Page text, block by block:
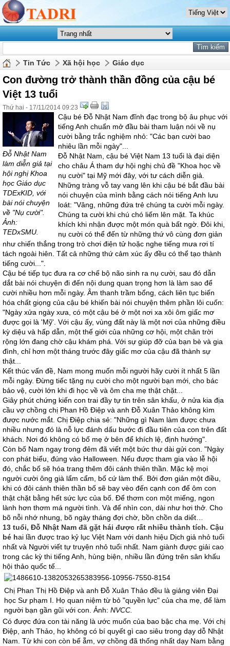
Tin Tức Xã hội học Giáo dục
Con đường trở thành thần đồng của cậu bé
Việt 13 tuổi
Thứ hai - 17/11/2014 09:23
Đỗ Nhật Nam
làm diễn giả tại
hội nghị Khoa
học Giáo dục
TDExKID, với
bài nói chuyện
về "Nụ cười".
Ảnh:
TEDxSMU.
Cậu bé Đỗ Nhật Nam đĩnh đạc trong bộ âu phục với
tiếng Anh chuẩn mở đầu bài tham luận nói về nụ
cười bằng trắc nghiệm nhỏ: "Các bạn cười bao
nhiêu lần mỗi ngày"...
Đỗ Nhật Nam, cậu bé Việt Nam 13 tuổi là đại diện
cho châu Á tham dự hội nghị chủ đề "Khoa học về
nụ cười" tại Mỹ mới đây, với tư cách diễn giả.
Những tràng vỗ tay vang lên khi cậu bé bắt đầu bài
nói chuyện của mình bằng cách nói tiếng Anh lưu
loát: "Vâng, những đứa trẻ chúng ta cười mỗi ngày.
Chúng ta cười khi chú chó liếm lên mặt. Ta khúc
khích khi nhận được một món quà bất ngờ. Đôi khi,
nụ cười có thể đến từ những thứ vô cùng đơn giản
như chiến thắng trong trò chơi điện tử hoặc nghe tiếng mưa rơi tí
tách ngoài hiên. Tất cả những thứ cảm xúc ấy đều có thể tạo thành
tiếng cười...".
Cậu bé tiếp tục đưa ra cơ chế bộ não sinh ra nụ cười, sau đó dẫn
dắt bài nói chuyện đi đến nội dung quan trọng hơn là làm sao để
cười nhiều hơn mỗi ngày. Âm thanh trầm bổng, cách liên tục biến
hóa chất giọng của cậu bé khiến bài nói chuyện thêm phần lôi cuốn:
"Ngày xửa ngày xưa, có một cậu bé ở một nơi xa xôi ôm giấc mơ
được gọi là 'Mỹ'. Với cậu ấy, vùng đất này là một nơi của những điều
kỳ diệu và hấp dẫn, một thế giới của những cơ hội, một chân trời
rộng lớn đang chờ cậu khám phá. Với sự giúp đỡ của bạn bè và gia
đình, chỉ hơn một tháng trước đây giấc mơ của cậu đã thành sự
thật...
Kết thúc vấn đề, Nam mong muốn mỗi người hãy cười ít nhất 5 lần
mỗi ngày. Đừng tiếc tặng nụ cười cho một người bạn mới, cho bác
bảo vệ, cười lớn khi đi học về và ôm cha mẹ thật chặt...
Giây phút chứng kiến con trai đầy tự tin trên sân khấu, ở nửa kia địa
cầu vợ chồng chị Phan Hồ Điệp và anh Đỗ Xuân Thảo không kìm
được nước mắt. Chị Điệp chia sẻ: "Những gì Nam làm được chưa
nhiều nhưng đó là nỗ lực đánh dấu bước đi đầu tiên của con trên đất
khách. Nơi đó không có bố mẹ ở bên để khích lệ, định hướng".
Còn bố Nam ngay trong đêm đã viết một bức thư dài gửi con. "Ngày
con phát biểu, đúng vào Halloween. Nếu được tham gia vào lễ hội
đó, chắc bố sẽ hóa trang thêm đôi cánh thiên thần. Mặc kệ mọi
người cười ông già lẩm cẩm, bố cứ làm thế. Bởi đơn giản một điều,
khi có đôi cánh thiên thần bố sẽ bay vèo đến cạnh con để ôm con
thật chặt bằng hết sức lực của bố. Để thơm con một miếng, ngon
lành hơn thơm má người tình. Và để nhìn con, dài như hơi thở. Cho
bõ nỗi nhớ nhung, bõ ngày tháng đợi chờ, bồn chồn da diết…
13 tuổi, Đỗ Nhật Nam đã gặt hái được rất nhiều thành tích. Cậu
bé hai lần được trao kỷ lục Việt Nam với danh hiệu Dịch giả nhỏ tuổi
nhất và Người viết tự truyện nhỏ tuổi nhất. Nam giành được giải cao
trong các kỳ thi tiếng Anh, hùng biện, nhiều lần đứng trên sân khấu
hội thảo quốc tế...
Chị Phan Thị Hồ Điệp và anh Đỗ Xuân Thảo đều là giảng viên Đại
học Sư phạm I. Họ quan niệm từ bỏ "quyền lực" của cha mẹ, để làm
người bạn gần gũi với con. Ảnh: NVCC.
Có được đứa con tài năng là ước muốn của bao bậc cha mẹ. Với chị
Điệp, anh Thảo, họ không có bí quyết gì cao siêu trong dạy dỗ Nhật
Nam. Từ khi con còn bế ẵm, vợ chồng đã thống nhất dạy Nam bằng